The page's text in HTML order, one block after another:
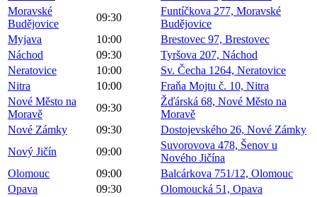
Moravské
Budějovice
09:30
Funtíčkova 277, Moravské
Budějovice
Myjava
10:00
Brestovec 97, Brestovec
Náchod
09:30
Tyršova 207, Náchod
Neratovice
10:00
Sv. Čecha 1264, Neratovice
Nitra
10:00
Fraňa Mojtu č. 10, Nitra
Nové Město na
Moravě
09:30
Žďárská 68, Nové Město na
Moravě
Nové Zámky
09:30
Dostojevského 26, Nové Zámky
Nový Jičín
09:00
Suvorovova 478, Šenov u
Nového Jičína
Olomouc
09:00
Balcárkova 751/12, Olomouc
Opava
09:30
Olomoucká 51, Opava